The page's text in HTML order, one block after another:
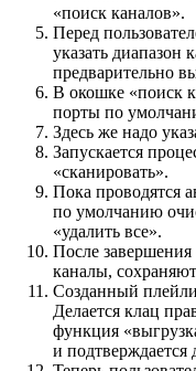
«поиск каналов».
Перед
указать диапазон
предварительно
В окошке «поиск
порты по
Здесь же надо
Запускается
«сканировать».
Пока проводятся
по умолчанию
«удалить все».
После
каналы,
Созданный
Делается клац
функция
и подтверждается